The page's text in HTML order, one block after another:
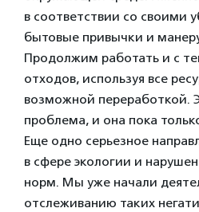
в соответствии со своими
бытовые привычки и
Продолжим работать и с
отходов, используя все
возможной переработкой.
проблема, и она пока
Еще одно серьезное
в сфере экологии и
норм. Мы уже начали
отслеживанию таких